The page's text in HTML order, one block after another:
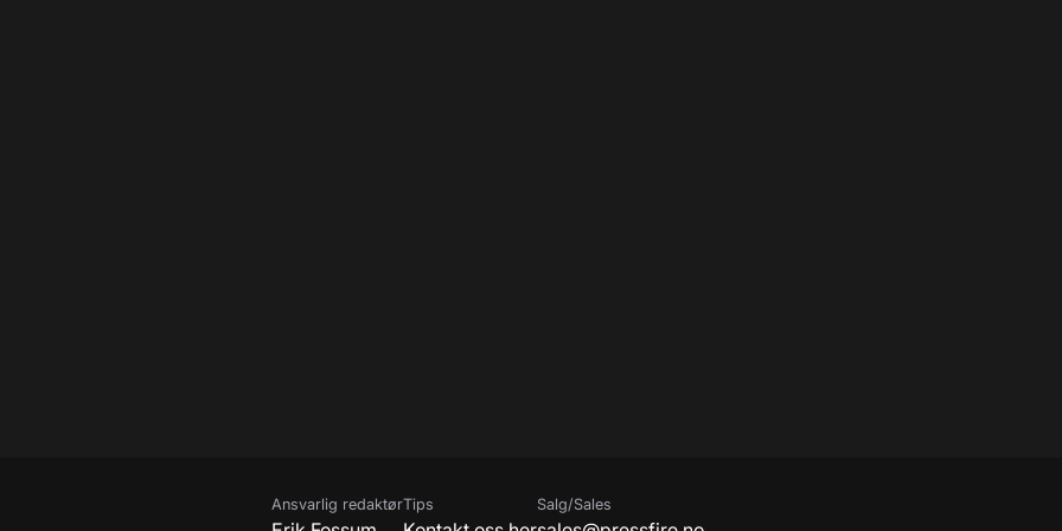
Ansvarlig redaktørTips Salg/Sales